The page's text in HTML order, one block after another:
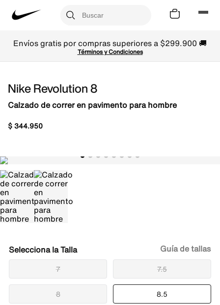
Envíos gratis por compras superiores a $299.900 🚚
Términos y Condiciones
Nike Revolution 8
Calzado de correr en pavimento para hombre
$344.950
Talla
7 7.5
8 8.5
Guía de tallas